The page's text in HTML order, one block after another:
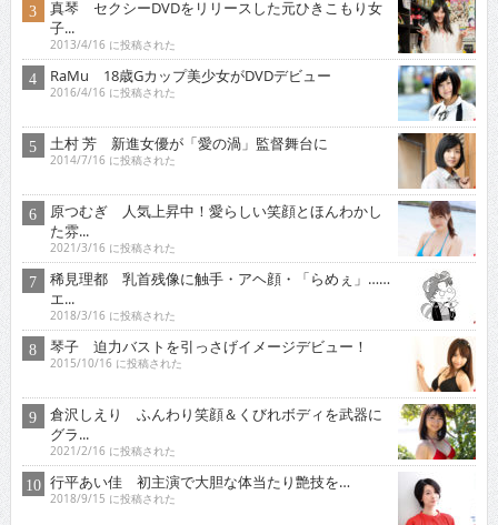
真琴 セクシーDVDをリリースした元ひきこもり女
子...
2013/4/16 に投稿された
RaMu 18歳Gカップ美少女がDVDデビュー
2016/4/16 に投稿された
土村 芳 新進女優が「愛の渦」監督舞台に
2014/7/16 に投稿された
原つむぎ 人気上昇中！愛らしい笑顔とほんわかし
た雰...
2021/3/16 に投稿された
稀見理都 乳首残像に触手・アヘ顔・「らめぇ」……
エ...
2018/3/16 に投稿された
琴子 迫力バストを引っさげイメージデビュー！
2015/10/16 に投稿された
倉沢しえり ふんわり笑顔＆くびれボディを武器に
グラ...
2021/2/16 に投稿された
行平あい佳 初主演で大胆な体当たり艶技を…
2018/9/15 に投稿された